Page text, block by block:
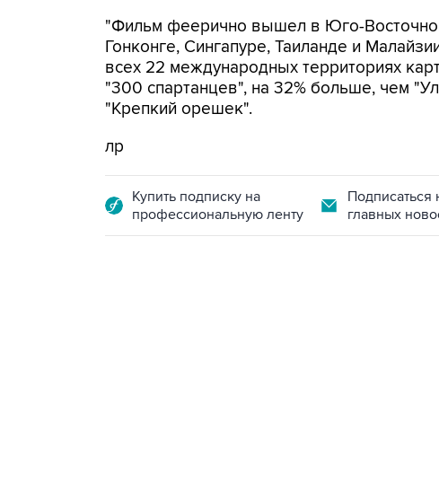
"Фильм феерично вышел в Юго-
Гонконге, Сингапуре, Таиланде и
всех 22 международных территориях
"300 спартанцев", на 32% больше, чем
"Крепкий орешек".
лр
Купить подписку на
профессиональную ленту
Подписаться
главных